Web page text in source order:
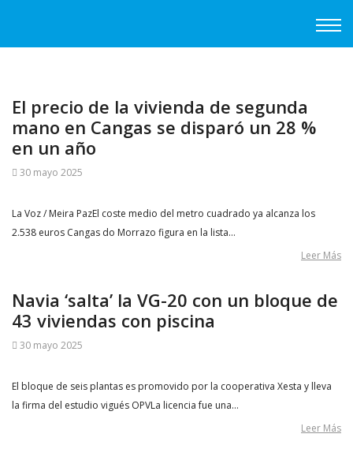
El precio de la vivienda de segunda
mano en Cangas se disparó un 28 %
en un año
30 mayo 2025
La Voz / Meira PazEl coste medio del metro cuadrado ya alcanza los
2.538 euros Cangas do Morrazo figura en la lista…
Leer Más
Navia ‘salta’ la VG-20 con un bloque de
43 viviendas con piscina
30 mayo 2025
El bloque de seis plantas es promovido por la cooperativa Xesta y lleva
la firma del estudio vigués OPVLa licencia fue una…
Leer Más